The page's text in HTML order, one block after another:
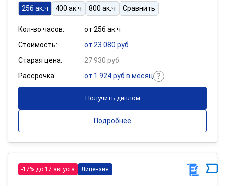
256 ак.ч 400 ак.ч 800 ак.ч Сравнить
Кол-во часов:
от 256 ак.ч
Стоимость:
от 23 080 руб.
Старая цена:
27 930 руб.
Рассрочка:
от 1 924 руб в месяц
Получить диплом
Подробнее
-17% до 17 августа Лицензия